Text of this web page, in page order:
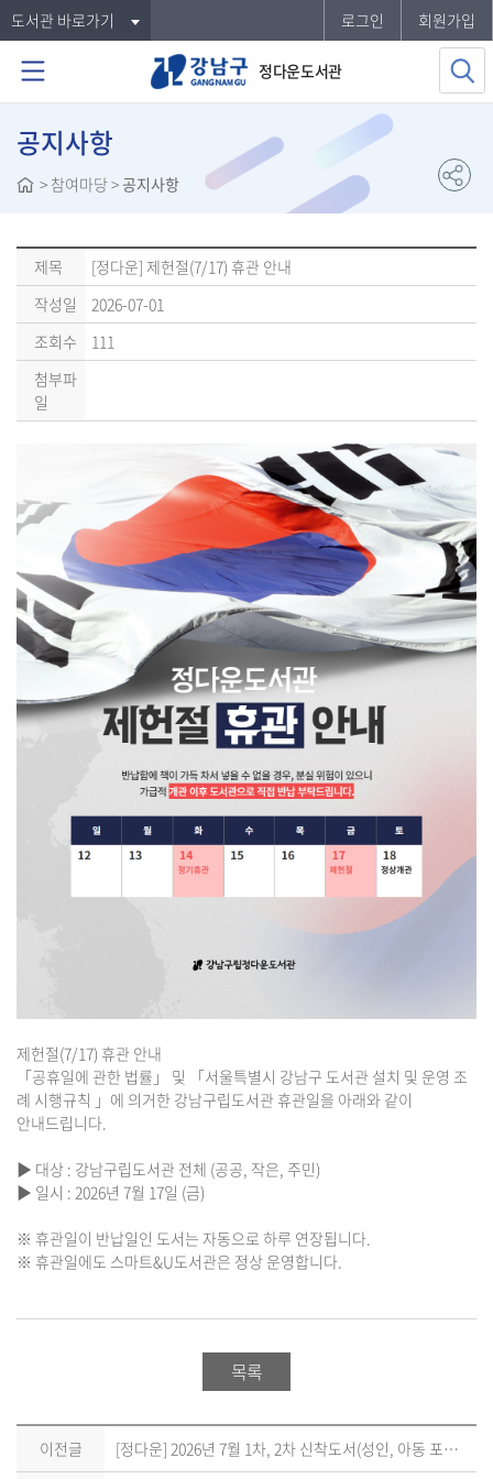
도서관 바로가기 로그인 회원가입
정다운도서관
공지사항
> 참여마당> 공지사항
제목
[정다운] 제헌절(7/17) 휴관 안내
작성일
2026-07-01
조회수
111
첨부파
일
제헌절(7/17) 휴관 안내
「공휴일에 관한 법률」 및 「서울특별시 강남구 도서관 설치 및 운영 조
례 시행규칙 」에 의거한 강남구립도서관 휴관일을 아래와 같이
안내드립니다.
▶ 대상 : 강남구립도서관 전체 (공공, 작은, 주민)
▶ 일시 : 2026년 7월 17일 (금)
※ 휴관일이 반납일인 도서는 자동으로 하루 연장됩니다.
※ 휴관일에도 스마트&U도서관은 정상 운영합니다.
목록
이전글 [정다운] 2026년 7월 1차, 2차 신착도서(성인, 아동 포함) 안내